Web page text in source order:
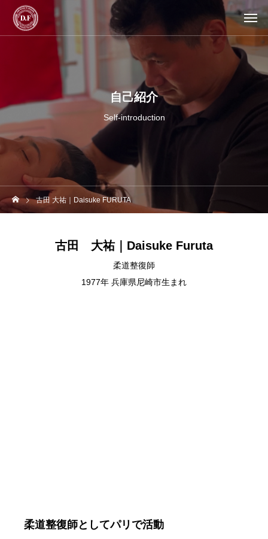
自己紹介
Self-introduction
古田 大祐｜Daisuke FURUTA
古田 大祐｜Daisuke Furuta
柔道整復師
1977年 兵庫県尼崎市生まれ
柔道整復師としてパリで活動